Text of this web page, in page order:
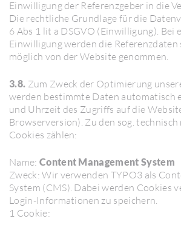
Einwil­li­gung der Refe­renz­geber in die
Die recht­liche Grund­lage für die
6 Abs 1 lit a DSGVO (Einwil­li­gung). Bei
Einwil­li­gung werden die Refe­renz­daten
möglich von der Website genommen.
3.8. Zum Zweck der Opti­mie­rung
werden bestimmte Daten auto­ma­tisch
und Uhrzeit des Zugriffs auf die
Brow­ser­ver­sion). Zu den sog.
Cookies zählen:
Name: Content Management System
Zweck: Wir verwenden TYPO3 als
System (CMS). Dabei werden Cookies
Login-Infor­ma­tionen zu spei­chern.
1 Cookie: